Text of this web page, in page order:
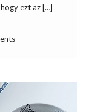
ezt az […]